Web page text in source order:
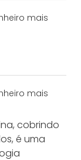
cobrindo
é uma